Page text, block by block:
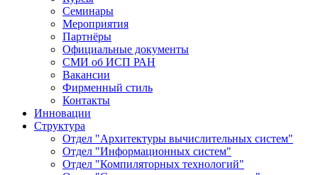
Семинары
Мероприятия
Партнёры
Официальные документы
СМИ об ИСП РАН
Вакансии
Фирменный стиль
Контакты
Инновации
Структура
Отдел "Архитектуры вычислительных систем"
Отдел "Информационных систем"
Отдел "Компиляторных технологий"